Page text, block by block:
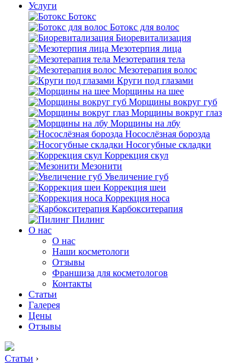
Услуги
Ботокс
Ботокс для волос
Биоревитализация
Мезотерпия лица
Мезотерапия тела
Мезотерапия волос
Круги под глазами
Морщины на шее
Морщины вокруг губ
Морщины вокруг глаз
Морщины на лбу
Носослёзная борозда
Носогубные складки
Коррекция скул
Мезонити
Увеличение губ
Коррекция шеи
Коррекция носа
Карбокситерапия
Пилинг
O нас
O нас
Наши косметологи
Отзывы
Франшиза для косметологов
Контакты
Статьи
Галерея
Цены
Отзывы
Статьи ›